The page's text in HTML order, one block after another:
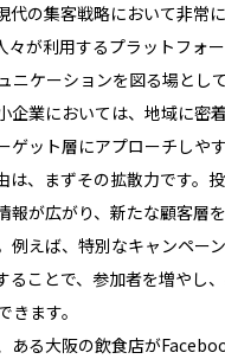
代の集客戦略において非常
々が利用するプラットフォ
ニケーションを図る場とし
企業においては、地域に密
ゲット層にアプローチしやす
は、まずその拡散力です。
報が広がり、新たな顧客層
例えば、特別なキャンペー
ることで、参加者を増やし
きます。
ある大阪の飲食店が